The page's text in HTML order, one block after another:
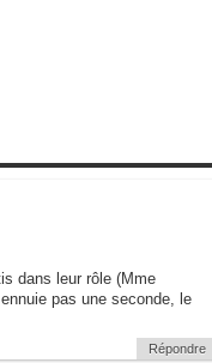
dans leur rôle (Mme
pas une seconde, le
Répondre